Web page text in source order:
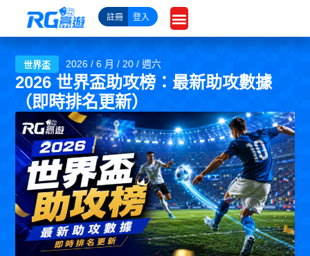
主
註冊 登入
世界盃 2026 / 6 月 / 20 / 週六
2026 世界盃助攻榜：最新助攻數據
（即時排名更新）